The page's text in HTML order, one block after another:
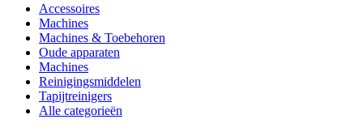
Accessoires
Machines
Machines & Toebehoren
Oude apparaten
Machines
Reinigingsmiddelen
Tapijtreinigers
Alle categorieën